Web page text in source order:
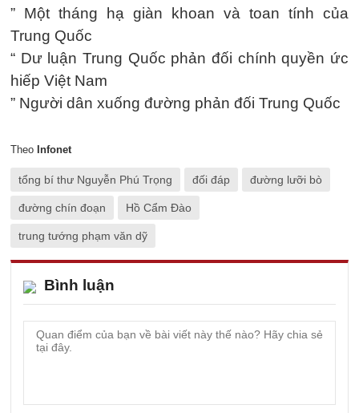
” Một tháng hạ giàn khoan và toan tính của
Trung Quốc
“ Dư luận Trung Quốc phản đối chính quyền ức
hiếp Việt Nam
” Người dân xuống đường phản đối Trung Quốc
Theo Infonet
tổng bí thư Nguyễn Phú Trọng đối đáp đường lưỡi bò
đường chín đoạn Hồ Cẩm Đào
trung tướng phạm văn dỹ
Bình luận